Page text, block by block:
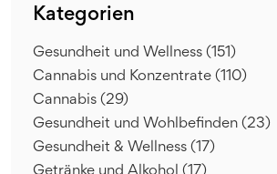
Kategorien
Gesundheit und Wellness (151)
Cannabis und Konzentrate (110)
Cannabis (29)
Gesundheit und Wohlbefinden (23)
Gesundheit & Wellness (17)
Getränke und Alkohol (17)